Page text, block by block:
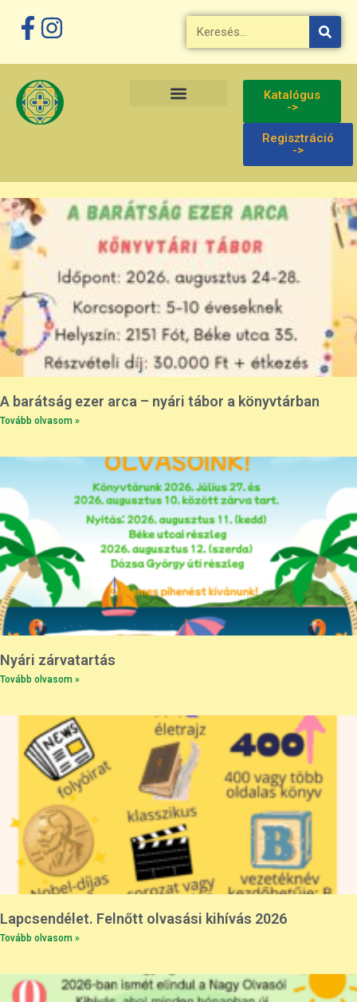
Katalógus
->
Regisztráció
->
A barátság ezer arca – nyári tábor a könyvtárban
Tovább olvasom »
Nyári zárvatartás
Tovább olvasom »
Lapcsendélet. Felnőtt olvasási kihívás 2026
Tovább olvasom »